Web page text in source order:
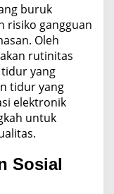
buruk
risiko gangguan
Oleh
rutinitas
yang
tidur yang
elektronik
untuk
Sosial